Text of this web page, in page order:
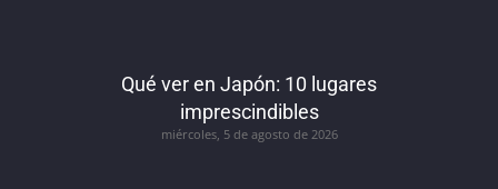
Qué ver en Japón: 10 lugares
imprescindibles
miércoles, 5 de agosto de 2026